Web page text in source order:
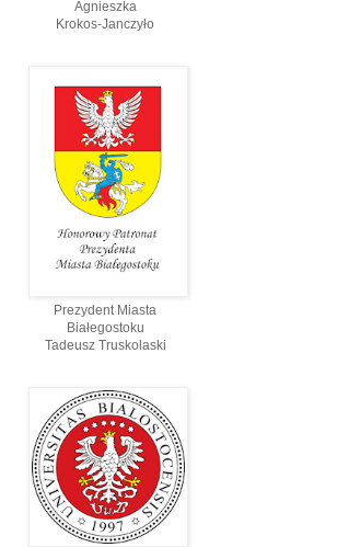
Agnieszka
Krokos-Janczyło
Prezydent Miasta
Białegostoku
Tadeusz Truskolaski